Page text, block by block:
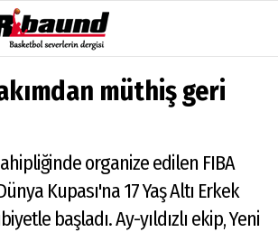
Gazete
Manşetleri
Anketler
Biyografiler
Video
Galeri
Foto
Galeri
Künye
Çerez
Gizlilik
İlkeleri
müthiş geri
organize edilen FIBA
Kupası'na 17 Yaş Altı Erkek
başladı. Ay-yıldızlı ekip, Yeni